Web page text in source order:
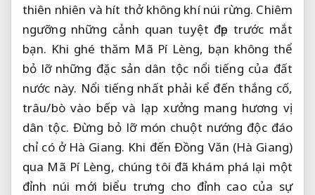
thiên nhiên và hít thở không khí núi rừng. Chiêm
ngưỡng những cảnh quan tuyệt đẹp trước mắt
bạn. Khi ghé thăm Mã Pí Lèng, bạn không thể
bỏ lỡ những đặc sản dân tộc nổi tiếng của đất
nước này. Nổi tiếng nhất phải kể đến thắng cố,
trâu/bò vào bếp và lạp xưởng mang hương vị
dân tộc. Đừng bỏ lỡ món chuột nướng độc đáo
chỉ có ở Hà Giang. Khi đến Đồng Văn (Hà Giang)
qua Mã Pí Lèng, chúng tôi đã khám phá lại một
đỉnh núi mới biểu trưng cho đỉnh cao của sự